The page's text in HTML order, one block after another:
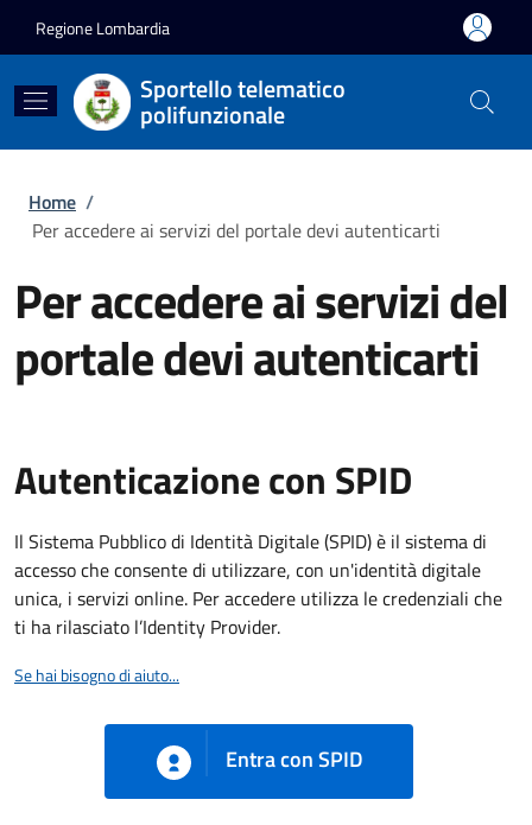
Regione Lombardia
Sportello telematico
polifunzionale
Briciole di pane
Home /
Per accedere ai servizi del portale devi autenticarti
Per accedere ai servizi del
portale devi autenticarti
Autenticazione con SPID
Il Sistema Pubblico di Identità Digitale (SPID) è il sistema di
accesso che consente di utilizzare, con un'identità digitale
unica, i servizi online. Per accedere utilizza le credenziali che
ti ha rilasciato l’Identity Provider.
Se hai bisogno di aiuto...
Entra con SPID